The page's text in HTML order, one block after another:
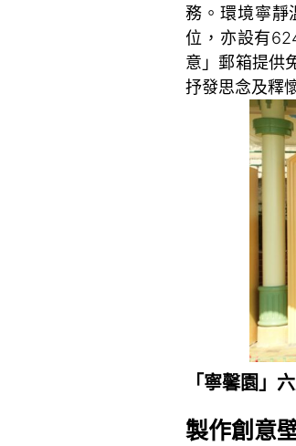
務。環境寧靜
位，亦設有
意」郵箱提供
抒發思念及釋
「寧馨園」
製作創意